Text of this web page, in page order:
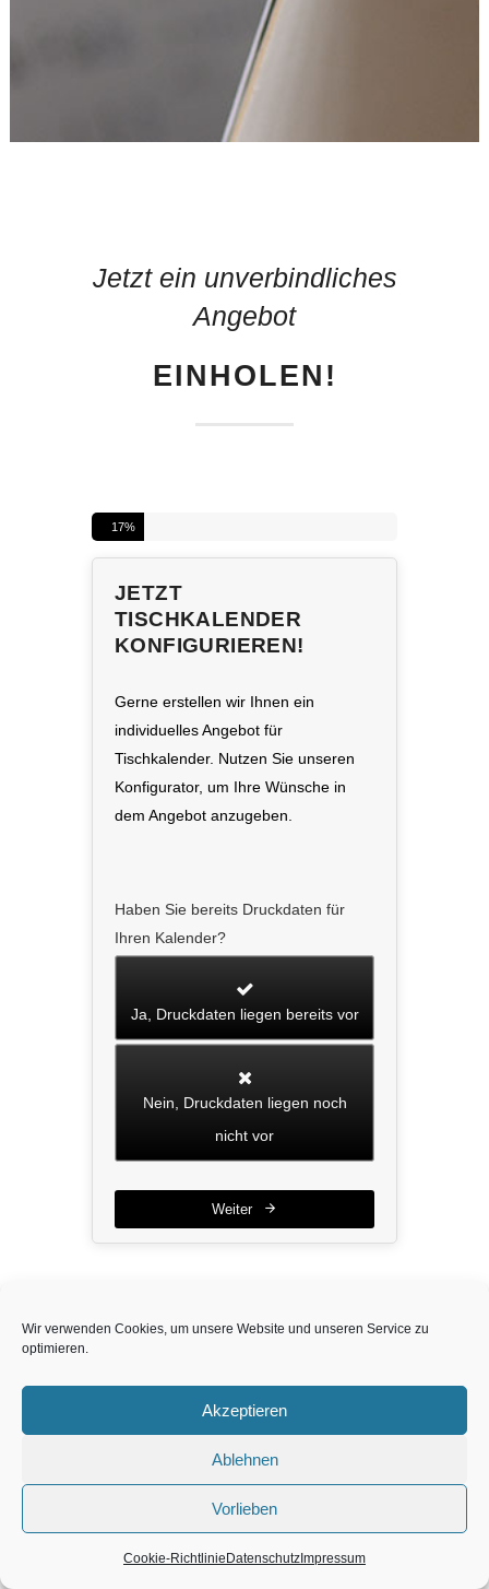
Wir verwenden Cookies, um unsere Website und unseren Service zu
optimieren.
Akzeptieren
Ablehnen
Vorlieben
Cookie-Richtlinie Datenschutz Impressum
Jetzt ein unverbindliches
Angebot
EINHOLEN!
17%
JETZT
TISCHKALENDER
KONFIGURIEREN!
Gerne erstellen wir Ihnen ein
individuelles Angebot für
Tischkalender. Nutzen Sie unseren
Konfigurator, um Ihre Wünsche in
dem Angebot anzugeben.
Haben Sie bereits Druckdaten für
Ihren Kalender?
Ja, Druckdaten liegen bereits vor
Nein, Druckdaten liegen noch
nicht vor
Weiter